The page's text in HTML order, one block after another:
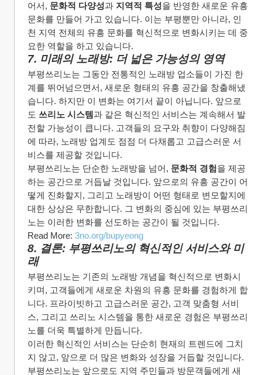
어서, 문화적 다양성과 지역적 특성을 반영한 새로운 유흥
문화를 만들어 가고 있습니다. 이는 부평뿐만 아니라, 인
천 지역 전체의 유흥 문화를 혁신적으로 변화시키는 데 중
요한 역할을 하고 있습니다.
7. 미래의 노래방: 더 넓은 가능성의 영역
부평쓰리노는 그동안 전통적인 노래방 업소들이 가진 한
계를 뛰어넘으면서, 새로운 형태의 유흥 공간을 창출해냈
습니다. 하지만 이 변화는 여기서 끝이 아닙니다. 앞으로
도 쓰리노 시스템과 같은 혁신적인 서비스는 계속해서 발
전할 가능성이 큽니다. 고객들의 요구와 취향이 다양해짐
에 따라, 노래방 업계도 점점 더 다채롭고 고급스러운 서
비스를 제공할 것입니다.
부평쓰리노는 단순한 노래방을 넘어, 문화적 경험을 제공
하는 공간으로 거듭날 것입니다. 앞으로의 유흥 공간이 어
떻게 진화할지, 그리고 노래방이 어떤 형태로 변모할지에
대한 상상은 무한합니다. 그 변화의 중심에 있는 부평쓰리
노는 이러한 변화를 선도하는 공간이 될 것입니다.
Read More: 3no.org/bupyeong
8. 결론: 부평쓰리노의 혁신적인 서비스와 미
래
부평쓰리노는 기존의 노래방 개념을 혁신적으로 변화시
키며, 고객들에게 새로운 차원의 유흥 문화를 경험하게 합
니다. 프라이빗하고 고급스러운 공간, 고객 맞춤형 서비
스, 그리고 쓰리노 시스템을 통한 새로운 경험은 부평쓰리
노를 더욱 특별하게 만듭니다.
이러한 혁신적인 서비스는 단순히 현재의 트렌드에 그치
지 않고, 앞으로 더 많은 변화와 성장을 거듭할 것입니다.
부평쓰리노는 앞으로도 지역 주민들과 방문객들에게 새